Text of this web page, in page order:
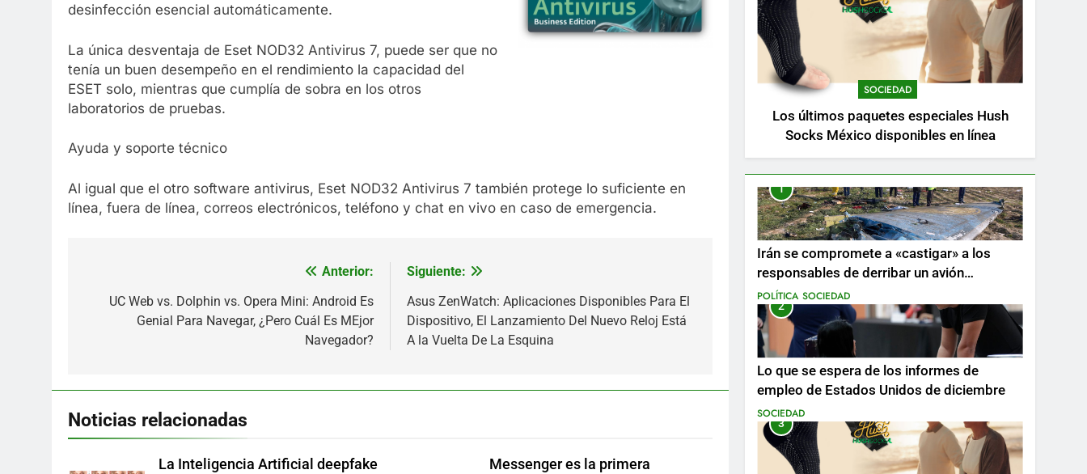
desinfección esencial automáticamente.
La única desventaja de Eset NOD32 Antivirus 7, puede ser que no
tenía un buen desempeño en el rendimiento la capacidad del
ESET solo, mientras que cumplía de sobra en los otros
laboratorios de pruebas.
Ayuda y soporte técnico
Al igual que el otro software antivirus, Eset NOD32 Antivirus 7 también protege lo suficiente en
línea, fuera de línea, correos electrónicos, teléfono y chat en vivo en caso de emergencia.
Anterior:
UC Web vs. Dolphin vs. Opera Mini: Android Es
Genial Para Navegar, ¿Pero Cuál Es MEjor
Navegador?
Siguiente:
Asus ZenWatch: Aplicaciones Disponibles Para El
Dispositivo, El Lanzamiento Del Nuevo Reloj Está
A la Vuelta De La Esquina
Noticias relacionadas
La Inteligencia Artificial deepfake
Messenger es la primera
SOCIEDAD
Los últimos paquetes especiales Hush
Socks México disponibles en línea
1
Irán se compromete a «castigar» a los
responsables de derribar un avión
ucraniano mientras se realizan arrestos
POLÍTICA SOCIEDAD
2
Lo que se espera de los informes de
empleo de Estados Unidos de diciembre
SOCIEDAD
3